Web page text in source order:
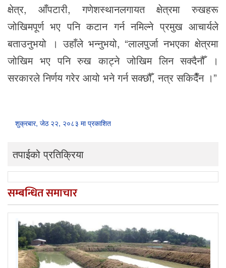
क्षेत्र, आँपटारी, गणेशस्थानलगायत क्षेत्रमा रुखहरू
जोखिमपूर्ण भए पनि कटान गर्न नमिल्ने प्रमुख आचार्यले
बताउनुभयो । उहाँले भन्नुभयो, “लालपुर्जा नभएका क्षेत्रमा
जोखिम भए पनि रुख काट्ने जोखिम लिन सक्दैनौँ ।
सरकारले निर्णय गरेर आयो भने गर्न सक्छौँ, नत्र सकिदैँन ।”
शुक्रबार, जेठ २२, २०८३ मा प्रकाशित
तपाईको प्रतिक्रिया
सम्बन्धित समाचार